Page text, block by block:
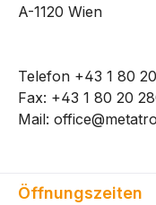
A-1120 Wien
Telefon +43 1 80
Fax: +43 1 80 20
Mail:
Öffnungszeiten